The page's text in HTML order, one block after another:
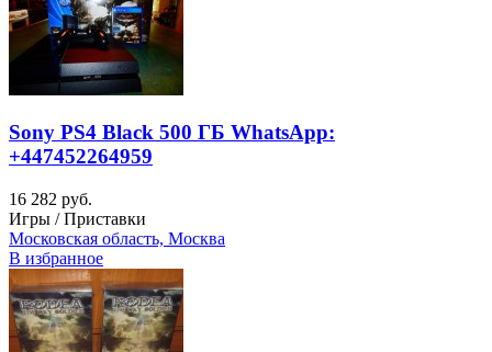
Sony PS4 Black 500 ГБ WhatsApp:
+447452264959
16 282 руб.
Игры / Приставки
Московская область, Москва
В избранное